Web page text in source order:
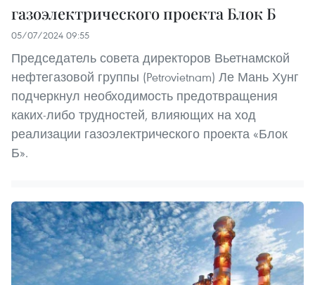
газоэлектрического проекта Блок Б
05/07/2024 09:55
Председатель совета директоров Вьетнамской
нефтегазовой группы (Petrovietnam) Ле Мань Хунг
подчеркнул необходимость предотвращения
каких-либо трудностей, влияющих на ход
реализации газоэлектрического проекта «Блок
Б».